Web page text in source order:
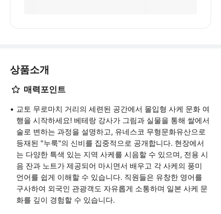
상품소개
매력포인트
교토 무로마치 거리의 세련된 공간에서 몰입형 사케 문화 여
행을 시작하세요! 베테랑 강사가 그림과 실물을 통해 쌀에서
술로 변하는 과정을 설명하고, 유네스코 무형문화유산으로
등재된 "누룩"의 신비를 집중적으로 공개합니다. 현장에서
는 다양한 특색 있는 지역 사케를 시음할 수 있으며, 전용 시
음 잔과 노트가 제공되어 마시면서 배우고 각 사케의 풍미
언어를 쉽게 이해할 수 있습니다. 직원들은 유창한 영어를
구사하여 외국인 관광객도 자유롭게 소통하며 일본 사케 문
화를 깊이 경험할 수 있습니다.